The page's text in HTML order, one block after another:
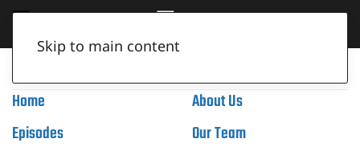
Skip to main content
Home
Episodes
About Us
Our Team